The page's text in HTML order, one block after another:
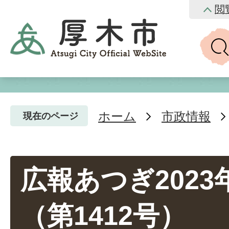
閲
現在のページ ホーム 市政情報
広報あつぎ2023
（第1412号）